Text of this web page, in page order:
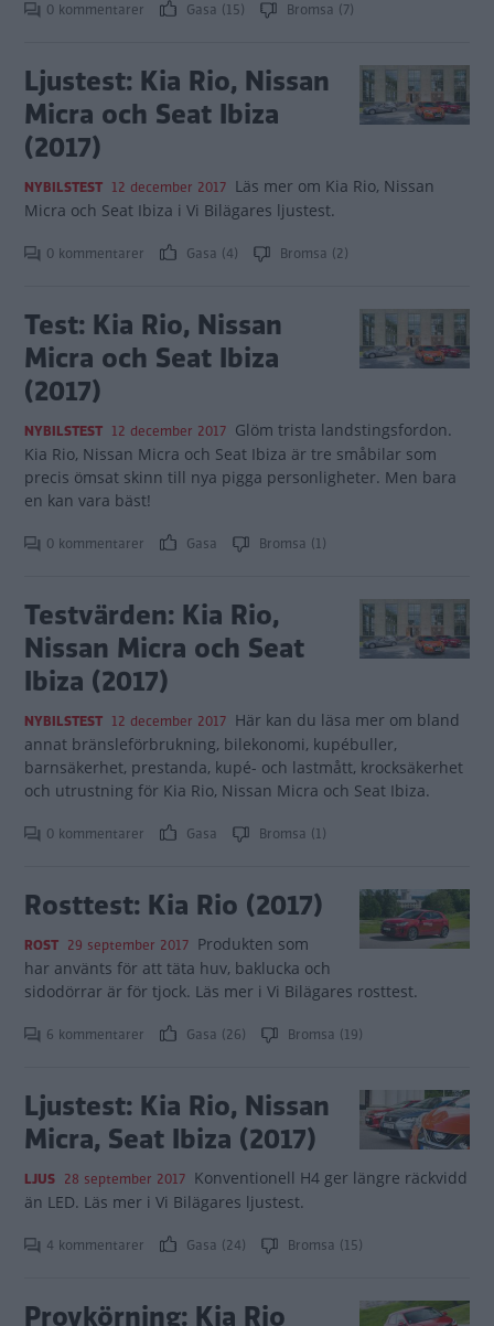
0 kommentarer Gasa (15) Bromsa (7)
Ljustest: Kia Rio, Nissan
Micra och Seat Ibiza
(2017)
NYBILSTEST 12 december 2017 Läs mer om Kia Rio, Nissan
Micra och Seat Ibiza i Vi Bilägares ljustest.
0 kommentarer Gasa (4) Bromsa (2)
Test: Kia Rio, Nissan
Micra och Seat Ibiza
(2017)
NYBILSTEST 12 december 2017 Glöm trista landstingsfordon.
Kia Rio, Nissan Micra och Seat Ibiza är tre småbilar som
precis ömsat skinn till nya pigga personligheter. Men bara
en kan vara bäst!
0 kommentarer Gasa Bromsa (1)
Testvärden: Kia Rio,
Nissan Micra och Seat
Ibiza (2017)
NYBILSTEST 12 december 2017 Här kan du läsa mer om bland
annat bränsleförbrukning, bilekonomi, kupébuller,
barnsäkerhet, prestanda, kupé- och lastmått, krocksäkerhet
och utrustning för Kia Rio, Nissan Micra och Seat Ibiza.
0 kommentarer Gasa Bromsa (1)
Rosttest: Kia Rio (2017)
ROST 29 september 2017 Produkten som
har använts för att täta huv, baklucka och
sidodörrar är för tjock. Läs mer i Vi Bilägares rosttest.
6 kommentarer Gasa (26) Bromsa (19)
Ljustest: Kia Rio, Nissan
Micra, Seat Ibiza (2017)
LJUS 28 september 2017 Konventionell H4 ger längre räckvidd
än LED. Läs mer i Vi Bilägares ljustest.
4 kommentarer Gasa (24) Bromsa (15)
Provkörning: Kia Rio